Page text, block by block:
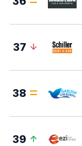
37
38
39